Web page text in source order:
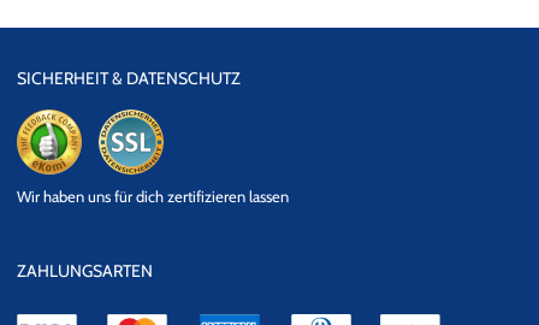
SICHERHEIT & DATENSCHUTZ
Datensicherheit
Wir haben uns für dich zertifizieren lassen
ZAHLUNGSARTEN